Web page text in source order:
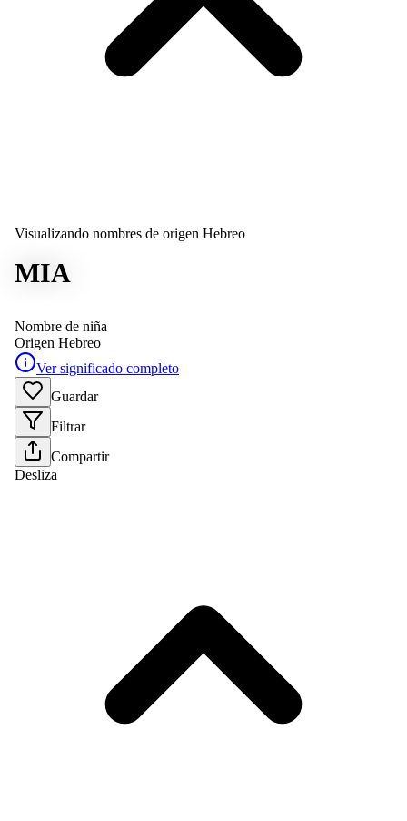
Visualizando nombres de origen Hebreo
MIA
Nombre de niña
Origen Hebreo
Ver significado completo
Guardar
Filtrar
Compartir
Desliza